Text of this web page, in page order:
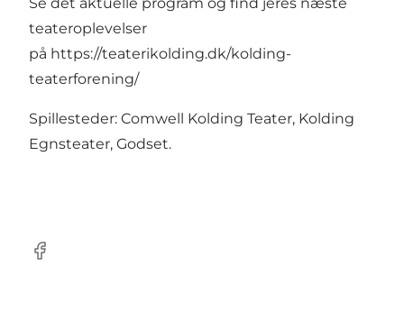
teateroplevelser
på https://teaterikolding.dk/kolding-
teaterforening/
Spillesteder: Comwell Kolding Teater, Kolding
Egnsteater, Godset.
Facebook